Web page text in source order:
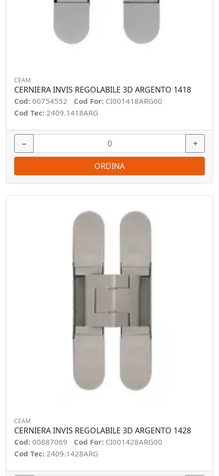
CEAM
CERNIERA INVIS REGOLABILE 3D ARGENTO 1418
Cod: 00754552 Cod For: CI001418ARG00
Cod Tec: 2409.1418ARG
− +
ORDINA
CEAM
CERNIERA INVIS REGOLABILE 3D ARGENTO 1428
Cod: 00887069 Cod For: CI001428ARG00
Cod Tec: 2409.1428ARG